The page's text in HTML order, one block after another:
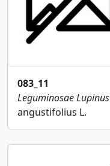
083_11
LeguminosaeLupinus
angustifolius L.